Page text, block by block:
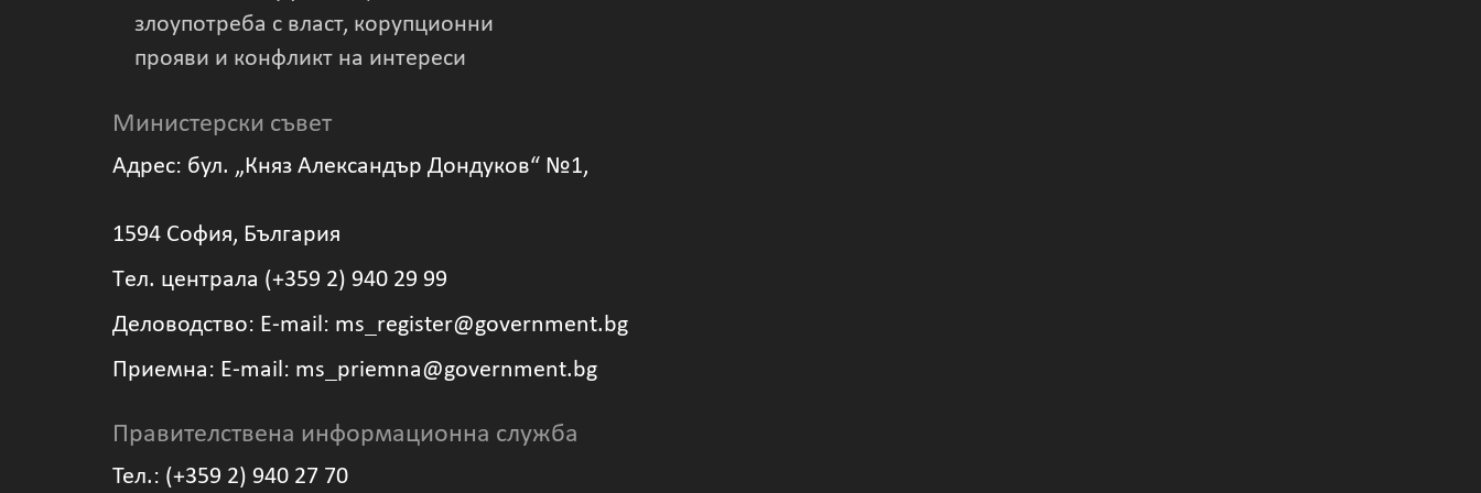
злоупотреба с власт, корупционни
прояви и конфликт на интереси
Министерски съвет
Адрес: бул. „Княз Александър Дондуков“ №1,
1594 София, България
Tел. централа (+359 2) 940 29 99
Деловодство: Е-mail: ms_register@government.bg
Приемна: Е-mail: ms_priemna@government.bg
Правителствена информационна служба
Тел.: (+359 2) 940 27 70